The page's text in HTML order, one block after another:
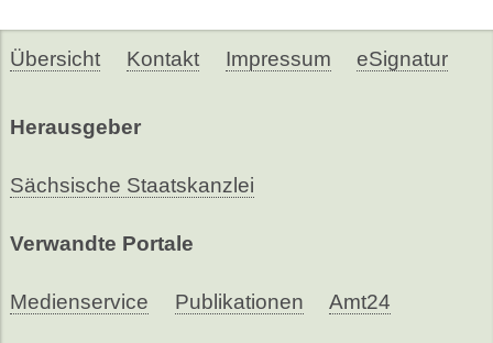
Übersicht Kontakt Impressum eSignatur
Herausgeber
Sächsische Staatskanzlei
Verwandte Portale
Medienservice Publikationen Amt24